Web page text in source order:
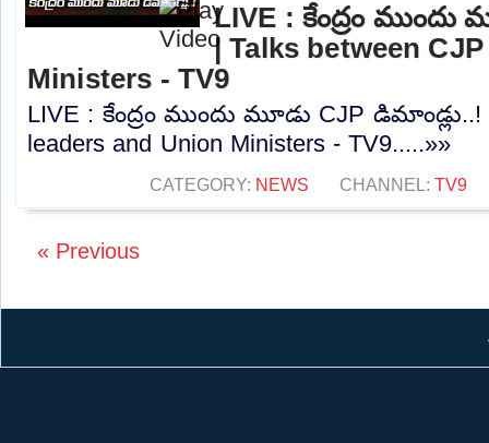
LIVE : కేంద్రం ముందు
| Talks between
Ministers - TV9
LIVE : కేంద్రం ముందు మూడు CJP డిమాండ్లు..!
leaders and Union Ministers - TV9.....»»
CATEGORY: NEWS CHANNEL: TV9
« Previous